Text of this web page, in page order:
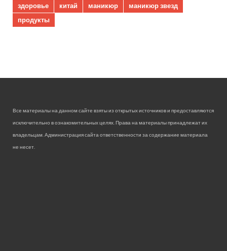
здоровье
китай маникюр
маникюр звезд
продукты
Все материалы на данном сайте взяты из открытых источников и предоставляются
исключительно в ознакомительных целях. Права на материалы принадлежат их
владельцам. Администрация сайта ответственности за содержание материала
не несет.